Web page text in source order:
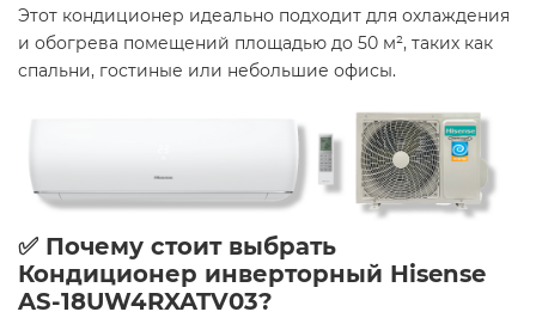
Этот кондиционер идеально подходит для охлаждения
и обогрева помещений площадью до 50 м², таких как
спальни, гостиные или небольшие офисы.
✅ Почему стоит выбрать
Кондиционер инверторный Hisense
AS-18UW4RXATV03?